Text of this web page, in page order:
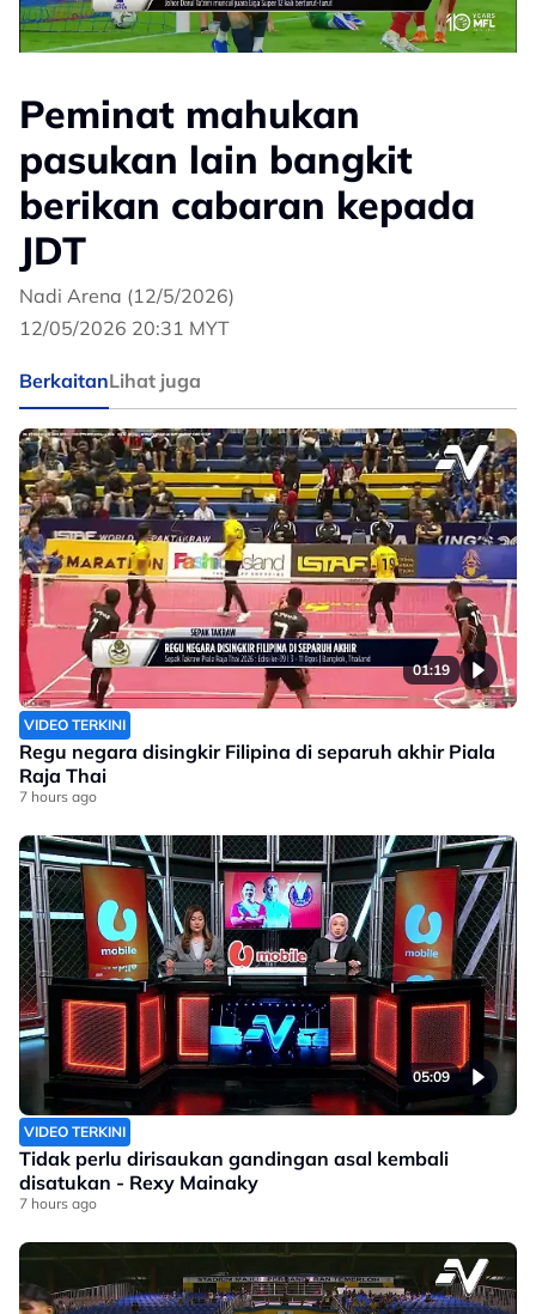
Peminat mahukan
pasukan lain bangkit
berikan cabaran kepada
JDT
Nadi Arena (12/5/2026)
12/05/2026 20:31 MYT
BerkaitanLihat juga
01:19
VIDEO TERKINI
Regu negara disingkir Filipina di separuh akhir Piala
Raja Thai
7 hours ago
05:09
VIDEO TERKINI
Tidak perlu dirisaukan gandingan asal kembali
disatukan - Rexy Mainaky
7 hours ago